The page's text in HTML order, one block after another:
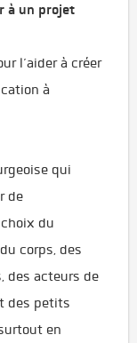
à un projet
l’aider à créer
à
qui
de
du
corps, des
des acteurs de
des petits
en